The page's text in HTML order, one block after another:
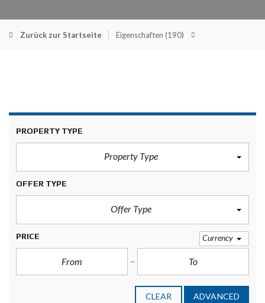
Zurück zur Startseite Eigenschaften (190)
PROPERTY TYPE
Property Type
OFFER TYPE
Offer Type
PRICE Currency
CLEAR ADVANCED